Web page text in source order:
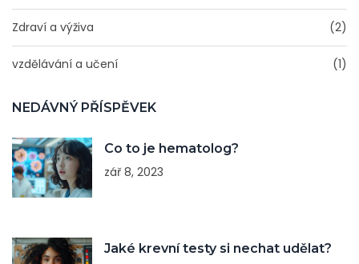
Zdraví a výživa (2)
vzdělávání a učení (1)
NEDÁVNÝ PŘÍSPĚVEK
Co to je hematolog?
zář 8, 2023
Jaké krevní testy si nechat udělat?